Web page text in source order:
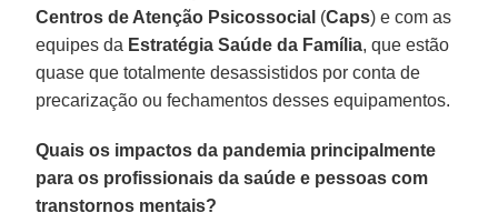
Centros de Atenção Psicossocial (Caps) e com as
equipes da Estratégia Saúde da Família, que estão
quase que totalmente desassistidos por conta de
precarização ou fechamentos desses equipamentos.
Quais os impactos da pandemia principalmente
para os profissionais da saúde e pessoas com
transtornos mentais?